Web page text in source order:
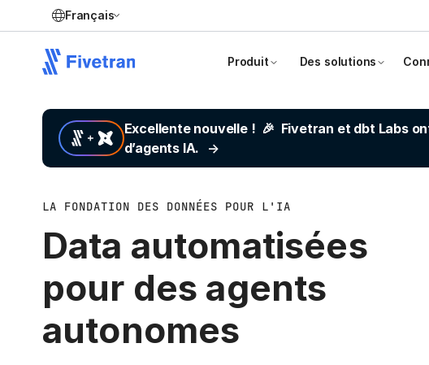
Français
Produit Des solutions
Excellente nouvelle ! 🎉 Fivetran et dbt Labs
d’agents IA.
LA FONDATION DES DONNÉES POUR L'IA
Data automatisées
pour des agents
autonomes